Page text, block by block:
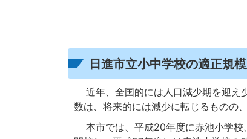
日進市立小中学校の適正規
近年、全国的には人口減少期を迎え
数は、将来的には減少に転じるものの
本市では、平成20年度に赤池小学校